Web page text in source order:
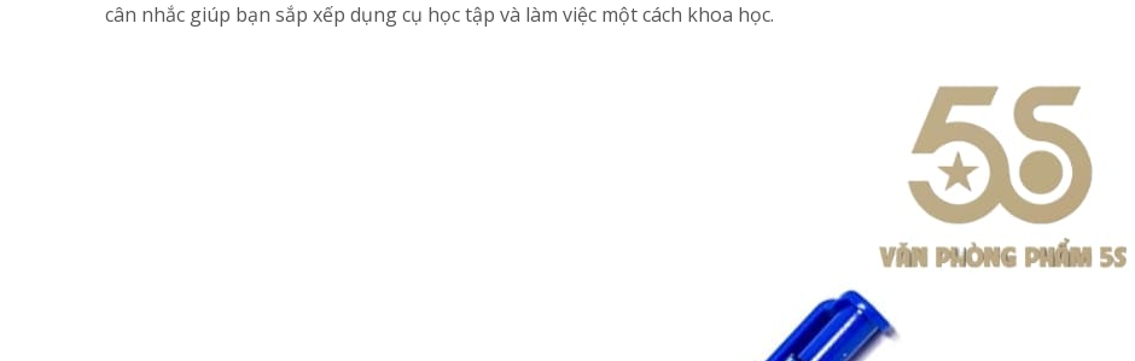
cân nhắc giúp bạn sắp xếp dụng cụ học tập và làm việc một cách khoa học.